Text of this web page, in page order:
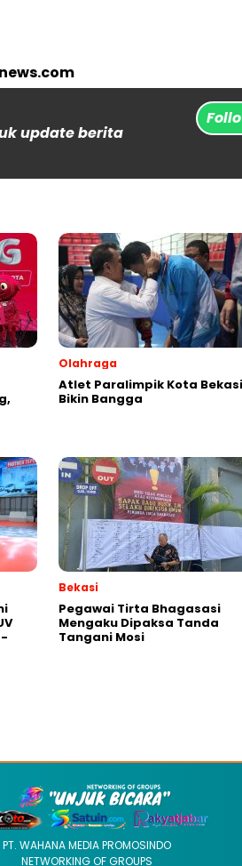
update berita
Olahraga
Atlet Paralimpik Kota Bekasi
Bikin Bangga
Bekasi
Pegawai Tirta Bhagasasi
Mengaku Dipaksa Tanda
Tangani Mosi
PT. WAHANA MEDIA PROMOSINDO
NETWORKING OF GROUPS